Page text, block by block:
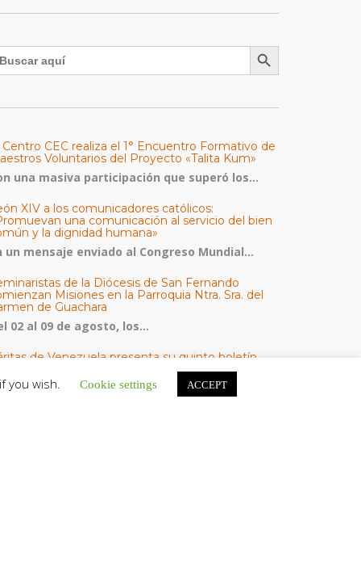
Botón de búsqueda
Centro CEC realiza el 1° Encuentro Formativo de
Voluntarios del Proyecto «Talita Kum»
una masiva participación que superó los...
XIV a los comunicadores católicos:
una comunicación al servicio del bien
y la dignidad humana»
un mensaje enviado al Congreso Mundial...
de la Diócesis de San Fernando
Misiones en la Parroquia Ntra. Sra. del
de Guachara
02 al 09 de agosto, los...
de Venezuela presenta su quinto boletín
la atención a familias tras los terremotos
de Venezuela publicó este martes 4...
you wish. Cookie settings ACCEPT